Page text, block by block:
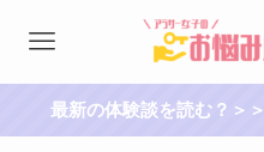
最新の体験談を読む？＞＞